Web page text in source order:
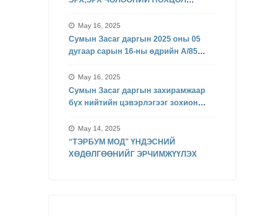
May 16, 2025
Сумын Засаг даргын 2025 оны 05
дугаар сарын 16-ны өдрийн А/85
хуваарийн дагуу явагдахаар болсон.
May 16, 2025
Сумын Засаг даргын захирамжаар
бүх нийтийн цэвэрлэгээг зохион
May 14, 2025
“ТЭРБУМ МОД” ҮНДЭСНИЙ
ХӨДӨЛГӨӨНИЙГ ЭРЧИМЖҮҮЛЭХ